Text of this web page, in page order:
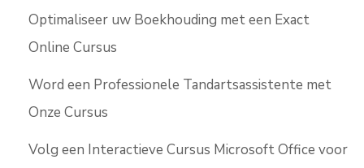
Optimaliseer uw Boekhouding met een Exact
Online Cursus
Word een Professionele Tandartsassistente met
Onze Cursus
Volg een Interactieve Cursus Microsoft Office voor